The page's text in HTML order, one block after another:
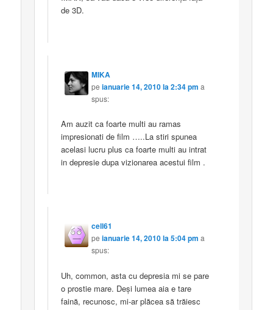
de 3D.
MIKA
peianuarie 14, 2010 la 2:34 pm a
spus:
Am auzit ca foarte multi au ramas
impresionati de film …..La stiri spunea
acelasi lucru plus ca foarte multi au intrat
in depresie dupa vizionarea acestui film .
cell61
peianuarie 14, 2010 la 5:04 pm a
spus:
Uh, common, asta cu depresia mi se pare
o prostie mare. Deşi lumea aia e tare
faină, recunosc, mi-ar plăcea să trăiesc